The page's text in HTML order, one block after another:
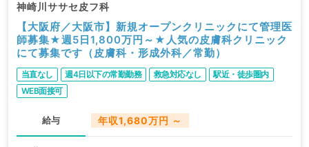
神崎川ササセ皮フ科
【大阪府／大阪市】新規オープンクリニックにて管理医
師募集★週5日1,800万円～★人気の皮膚科クリニック
にて募集です（皮膚科・形成外科／常勤）
当直なし 週4日以下の常勤勤務 救急対応なし
駅近・徒歩圏内
WEB面接可
給与 年収1,680万円 ～